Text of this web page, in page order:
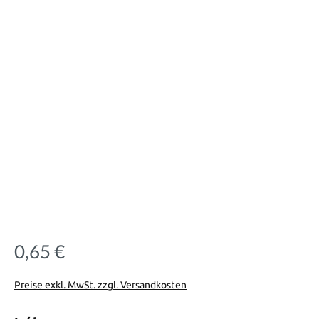
Regulärer Preis:
0,65 €
Preise exkl. MwSt. zzgl. Versandkosten